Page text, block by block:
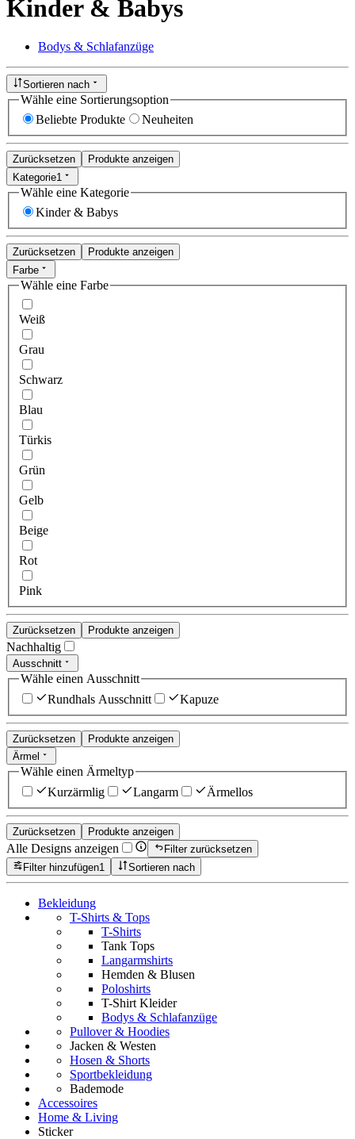
Kinder & Babys
Bodys & Schlafanzüge
Sortieren nach
Wähle eine Sortierungsoption
Beliebte Produkte
Neuheiten
Zurücksetzen
Produkte anzeigen
Kategorie1
Wähle eine Kategorie
Kinder & Babys
Zurücksetzen
Produkte anzeigen
Farbe
Wähle eine Farbe
Weiß
Grau
Schwarz
Blau
Türkis
Grün
Gelb
Beige
Rot
Pink
Zurücksetzen Produkte anzeigen
Nachhaltig
Ausschnitt
Wähle einen Ausschnitt
Rundhals Ausschnitt
Kapuze
Zurücksetzen
Produkte anzeigen
Ärmel
Wähle einen Ärmeltyp
Kurzärmlig
Langarm Ärmellos
Zurücksetzen Produkte anzeigen
Alle Designs anzeigen
Filter zurücksetzen
Filter hinzufügen1 Sortieren nach
Bekleidung
T-Shirts & Tops
T-Shirts
Tank Tops
Langarmshirts
Hemden & Blusen
Poloshirts
T-Shirt Kleider
Bodys & Schlafanzüge
Pullover & Hoodies
Jacken & Westen
Hosen & Shorts
Sportbekleidung
Bademode
Accessoires
Home & Living
Sticker